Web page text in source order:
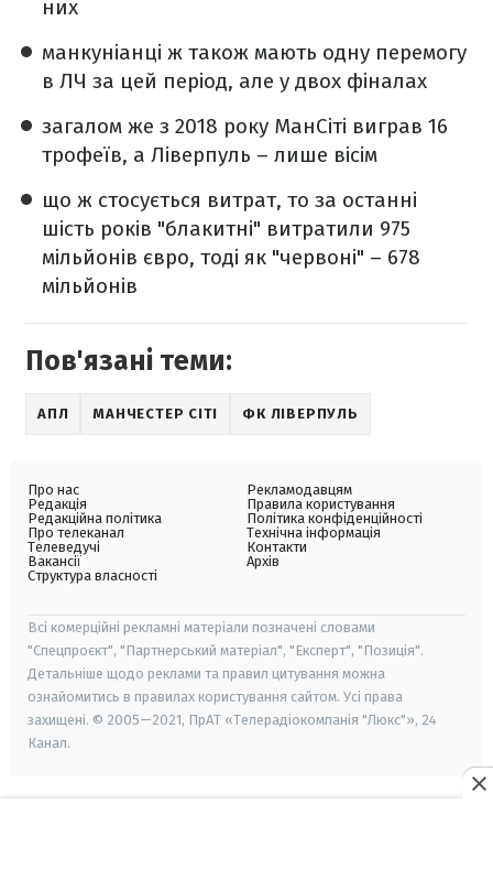
них
манкуніанці ж також мають одну перемогу
в ЛЧ за цей період, але у двох фіналах
загалом же з 2018 року МанСіті виграв 16
трофеїв, а Ліверпуль – лише вісім
що ж стосується витрат, то за останні
шість років "блакитні" витратили 975
мільйонів євро, тоді як "червоні" – 678
мільйонів
Пов'язані теми:
АПЛ МАНЧЕСТЕР СІТІ ФК ЛІВЕРПУЛЬ
Про нас
Редакція
Редакційна політика
Про телеканал
Телеведучі
Вакансії
Структура власності
Рекламодавцям
Правила користування
Політика конфіденційності
Технічна інформація
Контакти
Архів
Всі комерційні рекламні матеріали позначені словами
"Спецпроєкт", "Партнерський матеріал", "Експерт", "Позиція".
Детальніше щодо реклами та правил цитування можна
ознайомитись в правилах користування сайтом. Усі права
захищені. © 2005—2021, ПрАТ «Телерадіокомпанія "Люкс"», 24
Канал.